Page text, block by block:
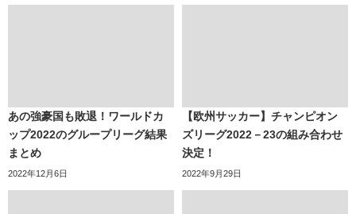
あの強豪国も敗退！ワールドカ
ップ2022のグループリーグ結果
まとめ
2022年12月6日
【欧州サッカー】チャンピオン
ズリーグ2022－23の組み合わせ
決定！
2022年9月29日